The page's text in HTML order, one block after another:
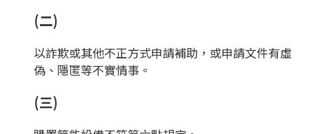
(二)
以詐欺或其他不正方式申請補助，或申請文件有虛
偽、隱匿等不實情事。
(三)